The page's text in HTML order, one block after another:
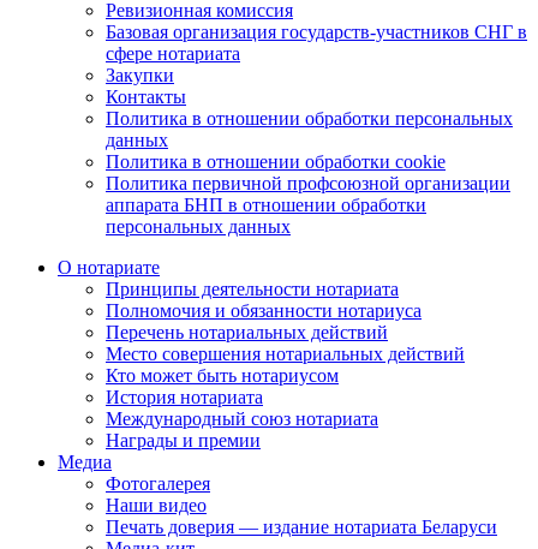
Ревизионная комиссия
Базовая организация государств-участников СНГ в
сфере нотариата
Закупки
Контакты
Политика в отношении обработки персональных
данных
Политика в отношении обработки cookie
Политика первичной профсоюзной организации
аппарата БНП в отношении обработки
персональных данных
О нотариате
Принципы деятельности нотариата
Полномочия и обязанности нотариуса
Перечень нотариальных действий
Место совершения нотариальных действий
Кто может быть нотариусом
История нотариата
Международный союз нотариата
Награды и премии
Медиа
Фотогалерея
Наши видео
Печать доверия — издание нотариата Беларуси